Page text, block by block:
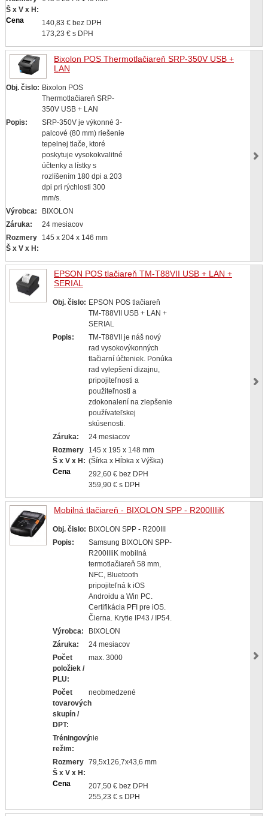
Š x V x H:
Cena
140,83 € bez DPH
173,23 € s DPH
Bixolon POS Thermotlačiareň SRP-350V USB +
LAN
Obj. čislo: Bixolon POS
Thermotlačiareň SRP-
350V USB + LAN
Popis:
SRP-350V je výkonné 3-
palcové (80 mm) riešenie
tepelnej tlače, ktoré
poskytuje vysokokvalitné
účtenky a lístky s
rozlíšením 180 dpi a 203
dpi pri rýchlosti 300
mm/s.
Výrobca:
BIXOLON
Záruka:
24 mesiacov
Rozmery
Š x V x H:
145 x 204 x 146 mm
EPSON POS tlačiareň TM-T88VII USB + LAN +
SERIAL
Obj. čislo: EPSON POS tlačiareň
TM-T88VII USB + LAN +
SERIAL
Popis:
TM-T88VII je náš nový
rad vysokovýkonných
tlačiarní účteniek. Ponúka
rad vylepšení dizajnu,
pripojiteľnosti a
použiteľnosti a
zdokonalení na zlepšenie
používateľskej
skúsenosti.
Záruka:
24 mesiacov
Rozmery
Š x V x H:
145 x 195 x 148 mm
(Šírka x Hĺbka x Výška)
Cena
292,60 € bez DPH
359,90 € s DPH
Mobilná tlačiareň - BIXOLON SPP - R200IIIiK
Obj. čislo: BIXOLON SPP - R200III
Popis:
Samsung BIXOLON SPP-
R200IIIiK mobilná
termotlačiareň 58 mm,
NFC, Bluetooth
pripojiteľná k iOS
Androidu a Win PC.
Certifikácia PFI pre iOS.
Čierna. Krytie IP43 / IP54.
Výrobca:
BIXOLON
Záruka:
24 mesiacov
Počet
položiek /
PLU:
max. 3000
Počet
tovarových
skupín /
DPT:
neobmedzené
Tréningový
režim:
nie
Rozmery
Š x V x H:
79,5x126,7x43,6 mm
Cena
207,50 € bez DPH
255,23 € s DPH